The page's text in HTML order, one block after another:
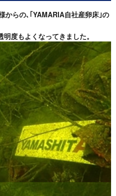
からの､｢YAMARIA自社産卵床｣の
度もよくなってきました。